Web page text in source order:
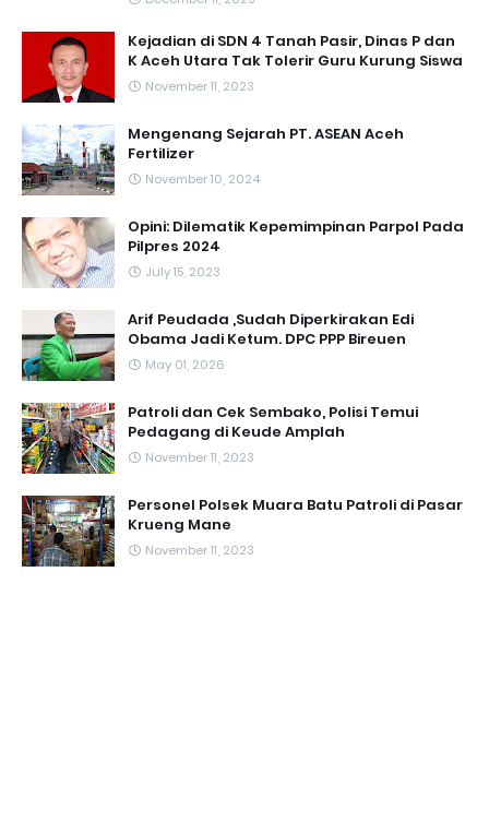
Kejadian di SDN 4 Tanah Pasir, Dinas P dan
K Aceh Utara Tak Tolerir Guru Kurung Siswa
November 11, 2023
Mengenang Sejarah PT. ASEAN Aceh
Fertilizer
November 10, 2024
Opini: Dilematik Kepemimpinan Parpol Pada
Pilpres 2024
July 15, 2023
Arif Peudada ,Sudah Diperkirakan Edi
Obama Jadi Ketum. DPC PPP Bireuen
May 01, 2026
Patroli dan Cek Sembako, Polisi Temui
Pedagang di Keude Amplah
November 11, 2023
Personel Polsek Muara Batu Patroli di Pasar
Krueng Mane
November 11, 2023